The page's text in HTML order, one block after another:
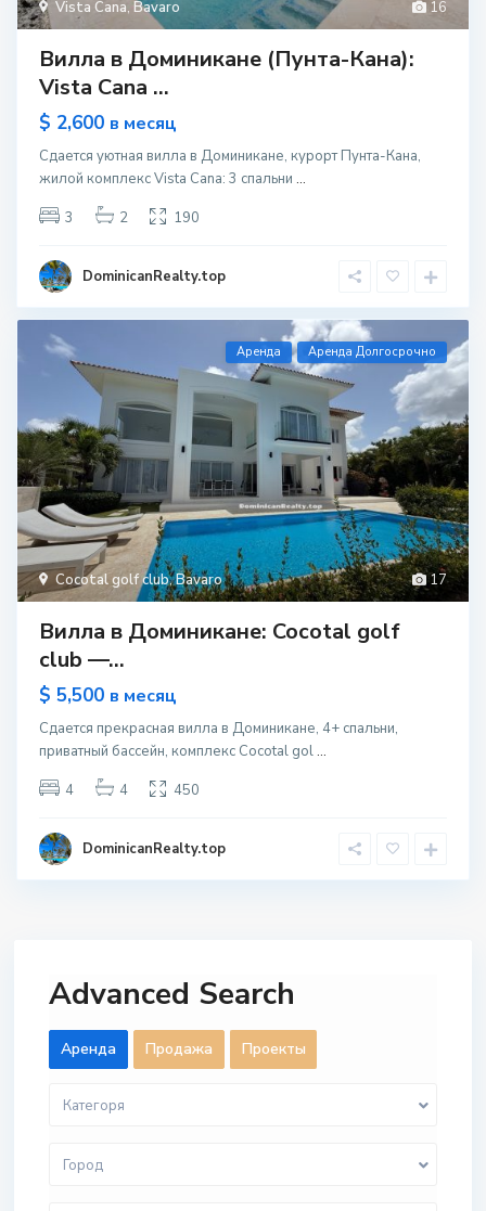
16
Vista Cana, Bavaro
Вилла в Доминикане (Пунта-Кана):
Vista Cana ...
$ 2,600 в месяц
Сдается уютная вилла в Доминикане, курорт Пунта-Кана,
жилой комплекс Vista Cana: 3 спальни ...
3
2 190
DominicanRealty.top
17
Cocotal golf club,Bavaro
Aренда Аренда Долгосрочно
Вилла в Доминикане: Cocotal golf
club —...
$ 5,500 в месяц
Сдается прекрасная вилла в Доминикане, 4+ спальни,
приватный бассейн, комплекс Cocotal gol...
4
4 450
DominicanRealty.top
Advanced Search
Aренда Продажа Проекты
Категоря
Город